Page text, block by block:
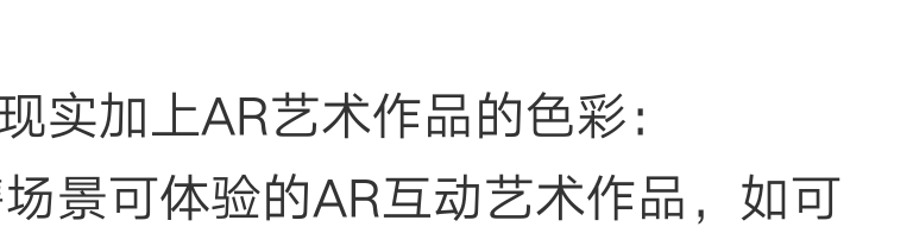
实加上AR艺术作品的色彩：
景可体验的AR互动艺术作品，如可